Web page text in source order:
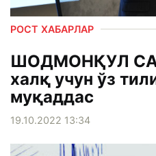
РОСТ ХАБАРЛАР
ШОДМОНҚУЛ
халқ учун ўз
муқаддас
19.10.2022 13:34